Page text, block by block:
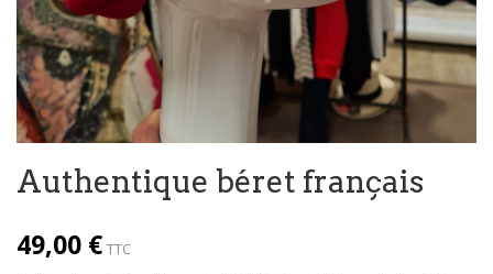
Authentique béret français
49,00 € TTC